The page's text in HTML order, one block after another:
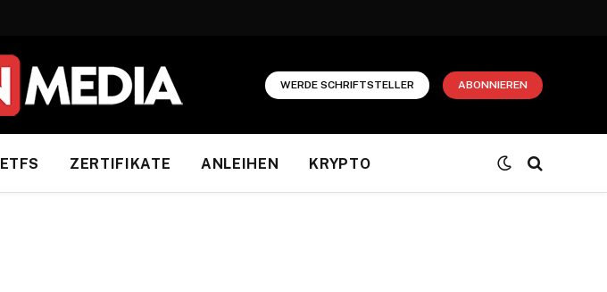
WERDE SCHRIFTSTELLER ABONNIEREN
ETFS ZERTIFIKATE ANLEIHEN KRYPTO